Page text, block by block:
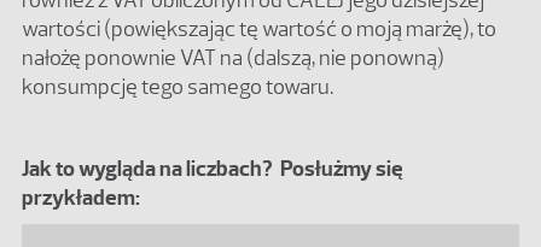
wartości (powiększając tę wartość o moją marżę), to
nałożę ponownie VAT na (dalszą, nie ponowną)
konsumpcję tego samego towaru.
Jak to wygląda na liczbach? Posłużmy się
przykładem: